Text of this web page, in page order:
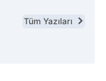
Tüm Yazıları